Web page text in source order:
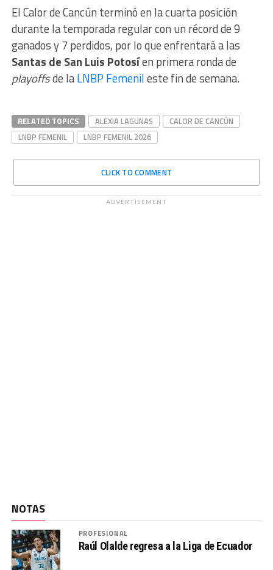
El Calor de Cancún terminó en la cuarta posición
durante la temporada regular con un récord de 9
ganados y 7 perdidos, por lo que enfrentará a las
Santas de San Luis Potosíen primera ronda de
playoffsde laLNBP Femenileste fin de semana.
RELATED TOPICS ALEXIA LAGUNAS
CALOR DE CANCÚN
LNBP FEMENIL
LNBP FEMENIL 2026
CLICK TO COMMENT
ADVERTISEMENT
NOTAS
PROFESIONAL
Raúl Olalde regresa a la Liga de Ecuador